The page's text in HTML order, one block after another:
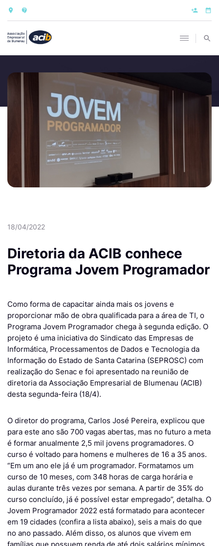
18/04/2022
Diretoria da ACIB conhece
Programa Jovem Programador
Como forma de capacitar ainda mais os jovens e
proporcionar mão de obra qualificada para a área de TI, o
Programa Jovem Programador chega à segunda edição. O
projeto é uma iniciativa do Sindicato das Empresas de
Informática, Processamentos de Dados e Tecnologia da
Informação do Estado de Santa Catarina (SEPROSC) com
realização do Senac e foi apresentado na reunião de
diretoria da Associação Empresarial de Blumenau (ACIB)
desta segunda-feira (18/4).
O diretor do programa, Carlos José Pereira, explicou que
para este ano são 700 vagas abertas, mas no futuro a meta
é formar anualmente 2,5 mil jovens programadores. O
curso é voltado para homens e mulheres de 16 a 35 anos.
“Em um ano ele já é um programador. Formatamos um
curso de 10 meses, com 348 horas de carga horária e
aulas durante três vezes por semana. A partir de 35% do
curso concluído, já é possível estar empregado”, detalha. O
Jovem Programador 2022 está formatado para acontecer
em 19 cidades (confira a lista abaixo), seis a mais do que
no ano passado. Além disso, os alunos que vivem em